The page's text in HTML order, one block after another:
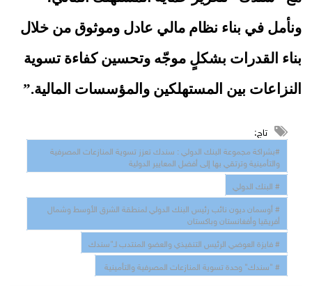
ونأمل في بناء نظام مالي عادل وموثوق من خلال
بناء القدرات بشكلٍ موجّه وتحسين كفاءة تسوية
النزاعات بين المستهلكين والمؤسسات المالية.”
تاج:
#بشراكة مجموعة البنك الدولي : سندك تعزز تسوية المنازعات المصرفية
والتأمينية وترتقي بها إلى أفضل المعايير الدولية
# البنك الدولي
# أوسمان ديون نائب رئيس البنك الدولي لمنطقة الشرق الأوسط وشمال
أفريقيا وأفغانستان وباكستان
# فايزة العوضي الرئيس التنفيذي والعضو المنتدب لـ"سندك
# "سندك" وحدة تسوية المنازعات المصرفية والتأمينية